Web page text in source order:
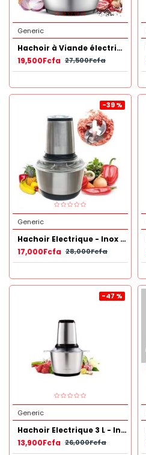
Generic
Hachoir à Viande électrique - Acier Inoxydable 5 L
19,500Fcfa 27,500Fcfa
-39 %
Generic
Hachoir Electrique - Inox 4 Litres.
17,000Fcfa 28,000Fcfa
-47 %
Generic
Hachoir Electrique 3 L - Inox
13,900Fcfa 26,000Fcfa